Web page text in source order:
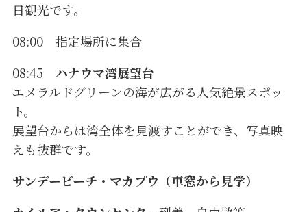
日観光です。
08:00 指定場所に集合
08:45 ハナウマ湾展望台
エメラルドグリーンの海が広がる人気絶景スポッ
ト。
展望台からは湾全体を見渡すことができ、写真映
えも抜群です。
サンデービーチ・マカプウ（車窓から見学）